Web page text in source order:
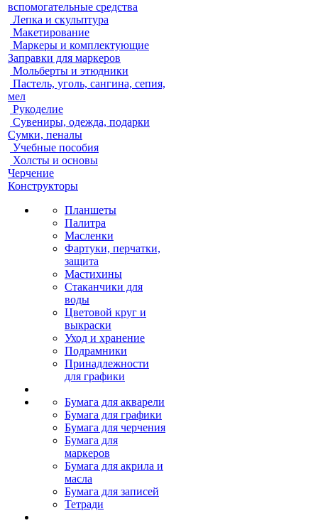
вспомогательные средства
Лепка и скульптура
Макетирование
Маркеры и комплектующие
Заправки для маркеров
Мольберты и этюдники
Пастель, уголь, сангина, сепия,
мел
Рукоделие
Сувениры, одежда, подарки
Сумки, пеналы
Учебные пособия
Холсты и основы
Черчение
Конструкторы
Планшеты
Палитра
Масленки
Фартуки, перчатки,
защита
Мастихины
Стаканчики для
воды
Цветовой круг и
выкраски
Уход и хранение
Подрамники
Принадлежности
для графики
Бумага для акварели
Бумага для графики
Бумага для черчения
Бумага для
маркеров
Бумага для акрила и
масла
Бумага для записей
Тетради